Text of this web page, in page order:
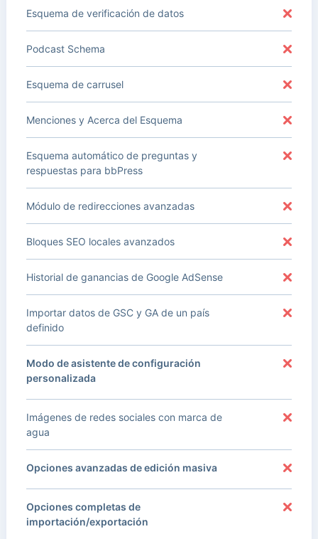
Esquema de verificación de datos
Podcast Schema
Esquema de carrusel
Menciones y Acerca del Esquema
Esquema automático de preguntas y
respuestas para bbPress
Módulo de redirecciones avanzadas
Bloques SEO locales avanzados
Historial de ganancias de Google AdSense
Importar datos de GSC y GA de un país
definido
Modo de asistente de configuración
personalizada
Imágenes de redes sociales con marca de
agua
Opciones avanzadas de edición masiva
Opciones completas de
importación/exportación